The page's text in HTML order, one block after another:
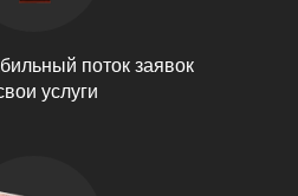
поток заявок
услуги